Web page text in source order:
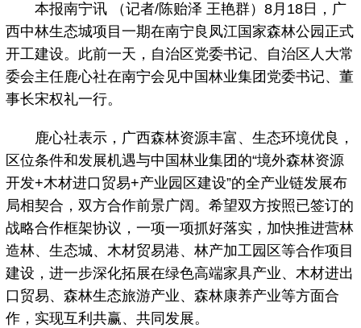
本报南宁讯 （记者/陈贻泽 王艳群）8月18日，广
西中林生态城项目一期在南宁良凤江国家森林公园正式
开工建设。此前一天，自治区党委书记、自治区人大常
委会主任鹿心社在南宁会见中国林业集团党委书记、董
事长宋权礼一行。
鹿心社表示，广西森林资源丰富、生态环境优良，
区位条件和发展机遇与中国林业集团的“境外森林资源
开发+木材进口贸易+产业园区建设”的全产业链发展布
局相契合，双方合作前景广阔。希望双方按照已签订的
战略合作框架协议，一项一项抓好落实，加快推进营林
造林、生态城、木材贸易港、林产加工园区等合作项目
建设，进一步深化拓展在绿色高端家具产业、木材进出
口贸易、森林生态旅游产业、森林康养产业等方面合
作，实现互利共赢、共同发展。